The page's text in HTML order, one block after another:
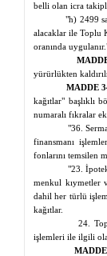
belli olan icra
"h) 2499
alacaklar ile Toplu
oranında
yürürlükten
MADDE
kağıtlar" başlıklı
numaralı fıkralar
"36.
finansmanı
fonlarını temsilen
"23.
menkul kıymetler
dahil her türlü
kağıtlar.
24.
işlemleri ile ilgili